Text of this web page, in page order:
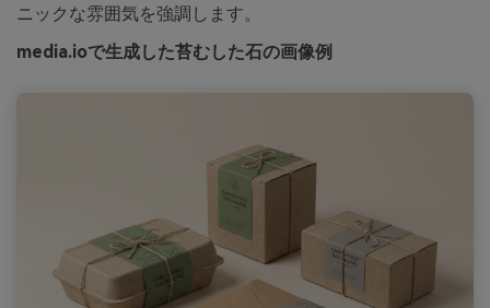
ニックな雰囲気を強調します。
media.ioで生成した苔むした石の画像例